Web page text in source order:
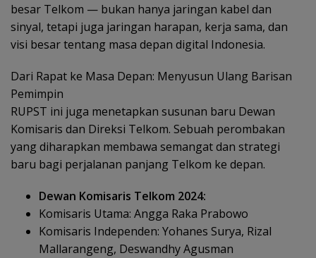
besar Telkom — bukan hanya jaringan kabel dan
sinyal, tetapi juga jaringan harapan, kerja sama, dan
visi besar tentang masa depan digital Indonesia.
Dari Rapat ke Masa Depan: Menyusun Ulang Barisan
Pemimpin
RUPST ini juga menetapkan susunan baru Dewan
Komisaris dan Direksi Telkom. Sebuah perombakan
yang diharapkan membawa semangat dan strategi
baru bagi perjalanan panjang Telkom ke depan.
Dewan Komisaris Telkom 2024:
Komisaris Utama: Angga Raka Prabowo
Komisaris Independen: Yohanes Surya, Rizal
Mallarangeng, Deswandhy Agusman